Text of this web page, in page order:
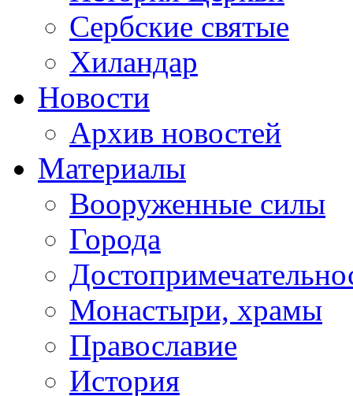
Сербские святые
Хиландар
Новости
Архив новостей
Материалы
Вооруженные силы
Города
Монастыри, храмы
Православие
История